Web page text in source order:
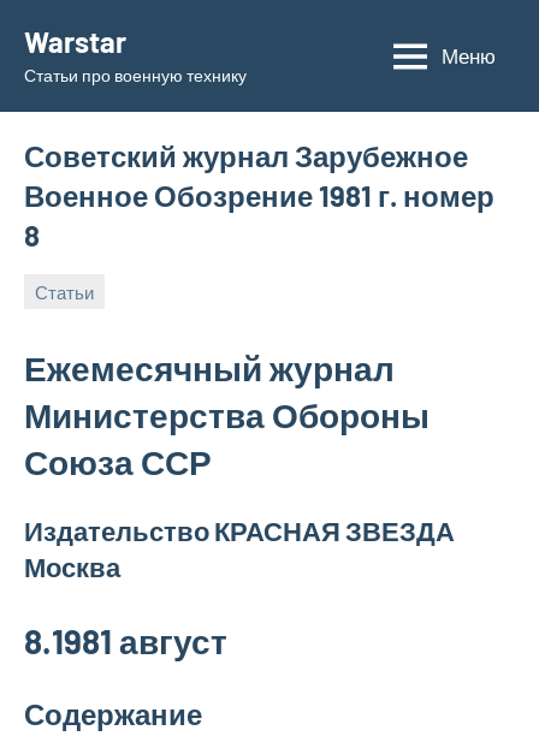
содержимому
Warstar
Статьи про военную технику
Меню
Советский журнал Зарубежное
Военное Обозрение 1981 г. номер
8
Статьи
Ежемесячный журнал
Министерства Обороны
Союза ССР
Издательство КРАСНАЯ ЗВЕЗДА
Москва
8.1981 август
Содержание